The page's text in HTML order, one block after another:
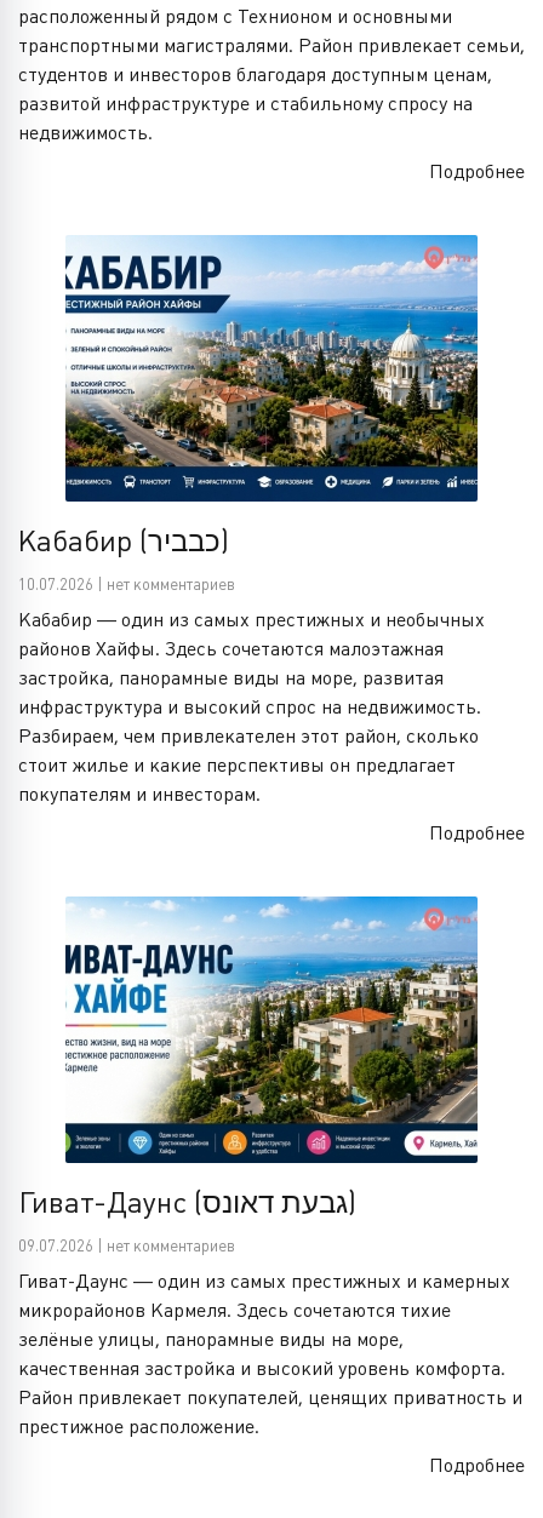
расположенный рядом с Технионом и основными
транспортными магистралями. Район привлекает семьи,
студентов и инвесторов благодаря доступным ценам,
развитой инфраструктуре и стабильному спросу на
недвижимость.
Подробнее
Кабабир (כבביר)
10.07.2026 | нет комментариев
Кабабир — один из самых престижных и необычных
районов Хайфы. Здесь сочетаются малоэтажная
застройка, панорамные виды на море, развитая
инфраструктура и высокий спрос на недвижимость.
Разбираем, чем привлекателен этот район, сколько
стоит жилье и какие перспективы он предлагает
покупателям и инвесторам.
Подробнее
Гиват-Даунс (גבעת דאונס)
09.07.2026 | нет комментариев
Гиват-Даунс — один из самых престижных и камерных
микрорайонов Кармеля. Здесь сочетаются тихие
зелёные улицы, панорамные виды на море,
качественная застройка и высокий уровень комфорта.
Район привлекает покупателей, ценящих приватность и
престижное расположение.
Подробнее